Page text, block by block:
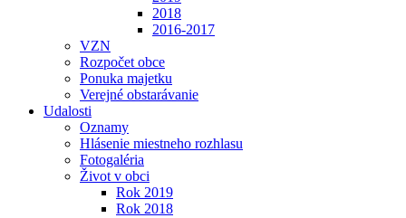
2018
2016-2017
VZN
Rozpočet obce
Ponuka majetku
Verejné obstarávanie
Udalosti
Oznamy
Hlásenie miestneho rozhlasu
Fotogaléria
Život v obci
Rok 2019
Rok 2018